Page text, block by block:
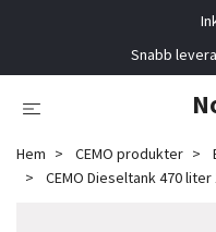
Snabb
Hem CEMO produkter
CEMO Dieseltank 470 liter